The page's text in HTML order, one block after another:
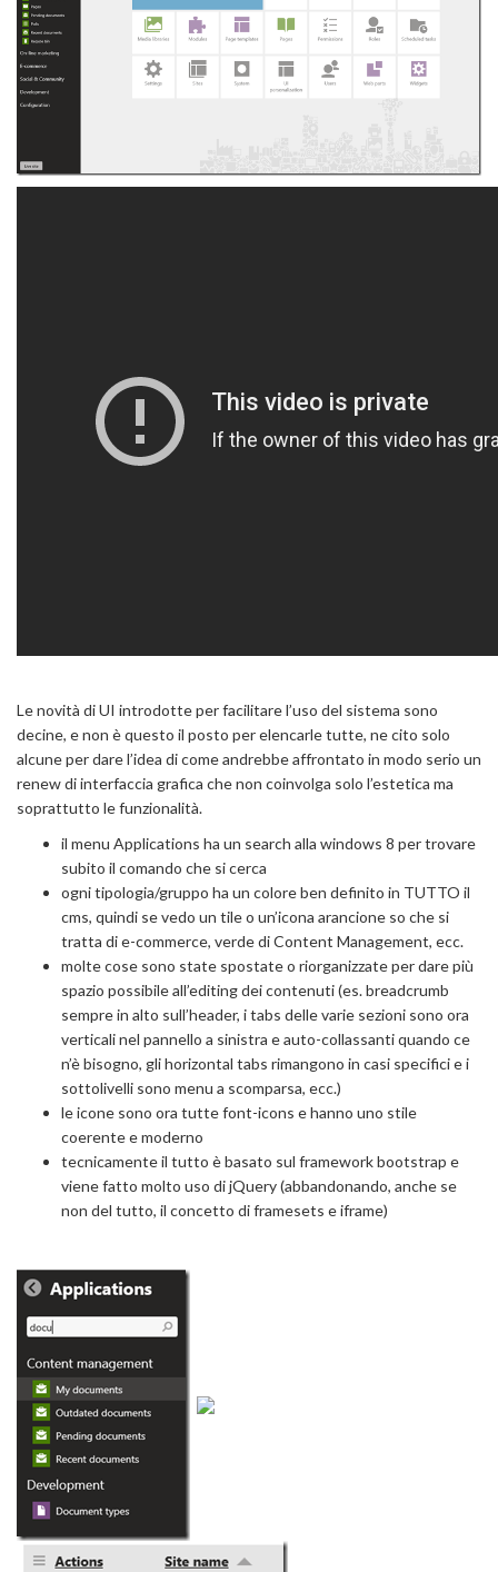
Le novità di UI introdotte per facilitare l’uso del sistema sono
decine, e non è questo il posto per elencarle tutte, ne cito solo
alcune per dare l’idea di come andrebbe affrontato in modo serio un
renew di interfaccia grafica che non coinvolga solo l’estetica ma
soprattutto le funzionalità.
il menu Applications ha un search alla windows 8 per trovare
subito il comando che si cerca
ogni tipologia/gruppo ha un colore ben definito in TUTTO il
cms, quindi se vedo un tile o un’icona arancione so che si
tratta di e-commerce, verde di Content Management, ecc.
molte cose sono state spostate o riorganizzate per dare più
spazio possibile all’editing dei contenuti (es. breadcrumb
sempre in alto sull’header, i tabs delle varie sezioni sono ora
verticali nel pannello a sinistra e auto-collassanti quando ce
n’è bisogno, gli horizontal tabs rimangono in casi specifici e i
sottolivelli sono menu a scomparsa, ecc.)
le icone sono ora tutte font-icons e hanno uno stile
coerente e moderno
tecnicamente il tutto è basato sul framework bootstrap e
viene fatto molto uso di jQuery (abbandonando, anche se
non del tutto, il concetto di framesets e iframe)